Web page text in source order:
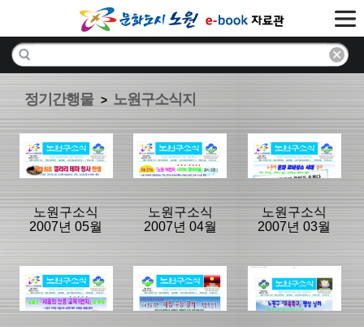
정기간행물 > 노원구소식지
노원구소식
2007년 05월
분류명 : 노원구
소식지
노원구소식
2007년 04월
분류명 : 노원구
소식지
노원구소식
2007년 03월
분류명 : 노원구
소식지